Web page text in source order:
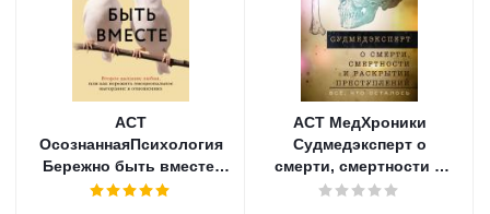
АСТ
ОсознаннаяПсихология
Бережно быть вместе.
Второе дыхание любви,
АСТ МедХроники
Судмедэксперт о
смерти, смертности и
раскрытии